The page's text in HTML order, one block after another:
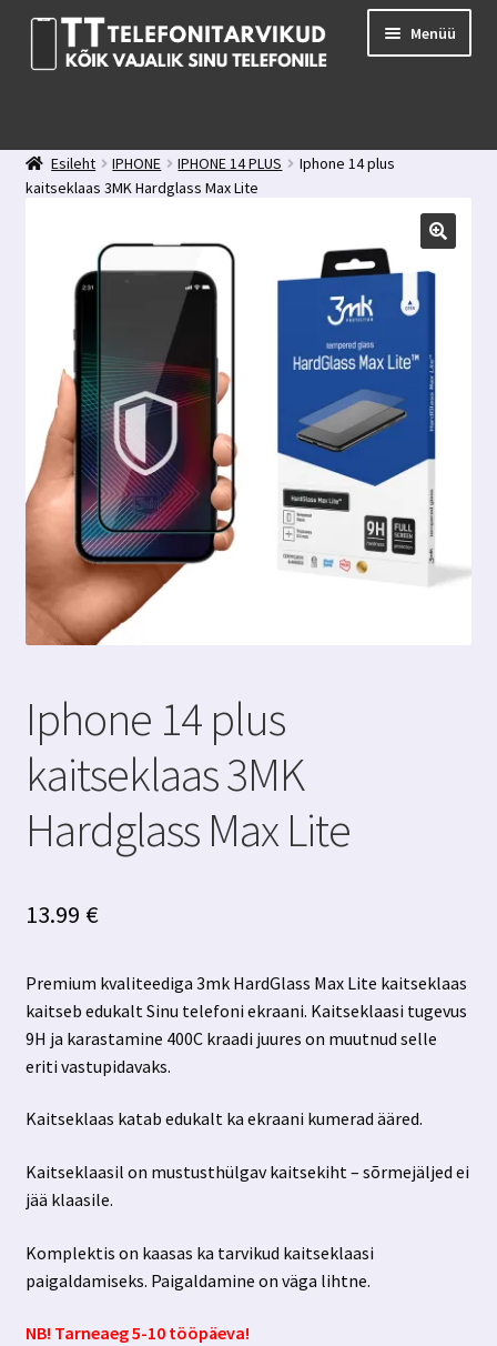
Liigu
navigeerimisele
Liigu
juurde
Menüü
Minu konto
Tagasiside
Esileht IPHONE IPHONE 14 PLUS
Iphone 14 plus
kaitseklaas 3MK Hardglass Max Lite
Iphone 14 plus
kaitseklaas 3MK
Hardglass Max Lite
13.99 €
Premium kvaliteediga 3mk HardGlass Max Lite kaitseklaas
kaitseb edukalt Sinu telefoni ekraani. Kaitseklaasi tugevus
9H ja karastamine 400C kraadi juures on muutnud selle
eriti vastupidavaks.
Kaitseklaas katab edukalt ka ekraani kumerad ääred.
Kaitseklaasil on mustusthülgav kaitsekiht – sõrmejäljed ei
jää klaasile.
Komplektis on kaasas ka tarvikud kaitseklaasi
paigaldamiseks. Paigaldamine on väga lihtne.
NB! Tarneaeg 5-10 tööpäeva!